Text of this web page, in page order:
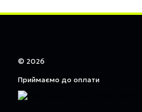
© 2026
Приймаємо до оплати